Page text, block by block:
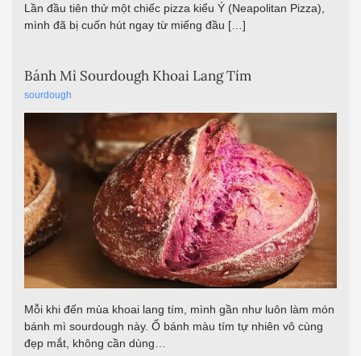
Lần đầu tiên thử một chiếc pizza kiểu Ý (Neapolitan Pizza),
mình đã bị cuốn hút ngay từ miếng đầu […]
Bánh Mì Sourdough Khoai Lang Tím
sourdough
Mỗi khi đến mùa khoai lang tím, mình gần như luôn làm món
bánh mì sourdough này. Ổ bánh màu tím tự nhiên vô cùng
đẹp mắt, không cần dùng…